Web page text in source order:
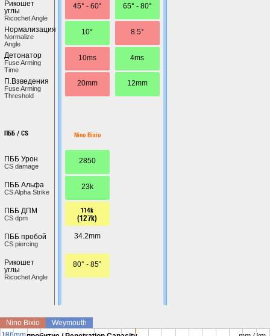
Рикошет
углы
Ricochet Angle
Нормализация
Normalize
Angle
Детонатор
Fuse Arming
Time
П.Взведения
Fuse Arming
Threshold
ПББ / CS
ПББ Урон
CS damage
ПББ Альфа
CS Alpha Strike
ПББ ДПМ
CS dpm
ПББ пробой
CS piercing
Рикошет
углы
Ricochet Angle
45° - 60°
10°
10ms
20mm
Nino Bixio
2850
23k
114k
(127k)
34.2mm
80° - 85°
65° - 80°
8.5°
4ms
12mm
Nino Bixio Weymouth